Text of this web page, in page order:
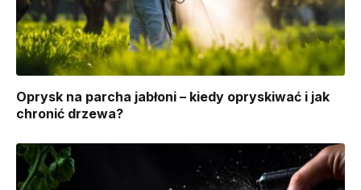
Oprysk na parcha jabłoni – kiedy opryskiwać i jak
chronić drzewa?